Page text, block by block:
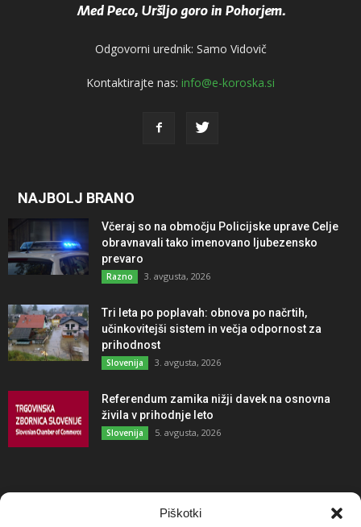
Piškotki
Odgovorni urednik: Samo Vidovič
Kontaktirajte nas: info@e-koroska.si
NAJBOLJ BRANO
Včeraj so na območju Policijske uprave Celje
obravnavali tako imenovano ljubezensko
prevaro
Razno 3. avgusta, 2026
Tri leta po poplavah: obnova po načrtih,
učinkovitejši sistem in večja odpornost za
prihodnost
Slovenija 3. avgusta, 2026
Referendum zamika nižji davek na osnovna
živila v prihodnje leto
Slovenija 5. avgusta, 2026
NAJBOLJ KOMENTIRANO